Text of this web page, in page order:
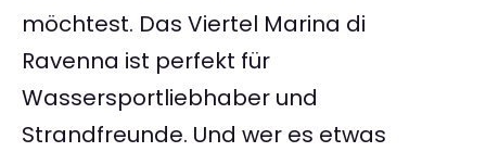
möchtest. Das Viertel Marina di
Ravenna ist perfekt für
Wassersportliebhaber und
Strandfreunde. Und wer es etwas